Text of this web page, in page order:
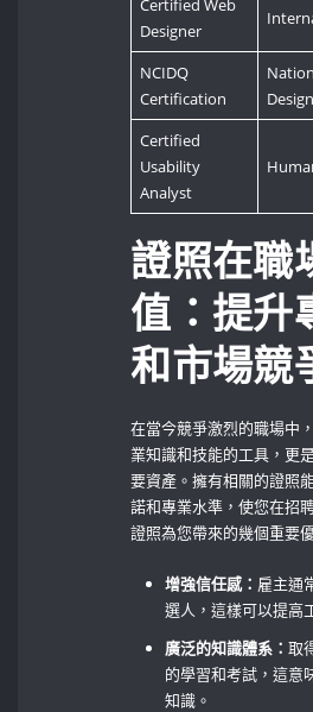
Certified Web
Designer
NCIDQ
Certification
Certified‌
Usability
Analyst
證照在職
值：提升
和市場競
在當今競爭激烈的職場中
業知識和技能的工具，更
要資產。擁有相關的證照
諾和專業水準，使您在招
證照為您帶來的幾個重要
增強信任感： 雇主通
選人，這樣可以提高
廣泛的知識體系：取
的學習和考試，這意
知識。